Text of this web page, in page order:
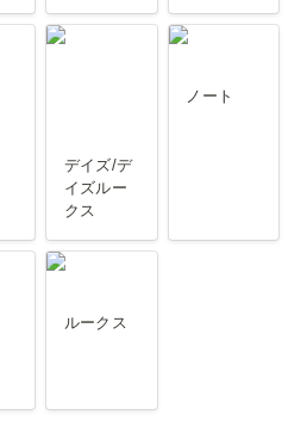
デイズ/デイ
デイズ/デ
イズルー
クス
ノート
ノート
ルークス
ルークス